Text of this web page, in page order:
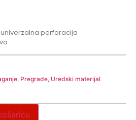
perforacija
Pregrade Uredski materijal